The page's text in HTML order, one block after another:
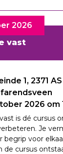
vast
2026
1, 2371 AS
2026 om
is dé cursus
Je
begrip voor
de cursus